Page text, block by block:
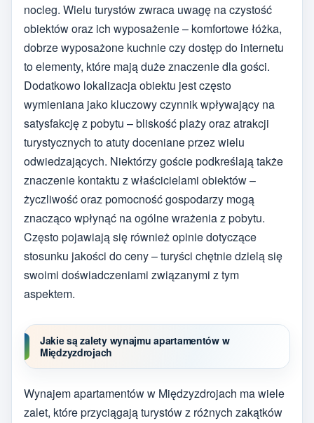
nocleg. Wielu turystów zwraca uwagę na czystość
obiektów oraz ich wyposażenie – komfortowe łóżka,
dobrze wyposażone kuchnie czy dostęp do internetu
to elementy, które mają duże znaczenie dla gości.
Dodatkowo lokalizacja obiektu jest często
wymieniana jako kluczowy czynnik wpływający na
satysfakcję z pobytu – bliskość plaży oraz atrakcji
turystycznych to atuty doceniane przez wielu
odwiedzających. Niektórzy goście podkreślają także
znaczenie kontaktu z właścicielami obiektów –
życzliwość oraz pomocność gospodarzy mogą
znacząco wpłynąć na ogólne wrażenia z pobytu.
Często pojawiają się również opinie dotyczące
stosunku jakości do ceny – turyści chętnie dzielą się
swoimi doświadczeniami związanymi z tym
aspektem.
Jakie są zalety wynajmu apartamentów w
Międzyzdrojach
Wynajem apartamentów w Międzyzdrojach ma wiele
zalet, które przyciągają turystów z różnych zakątków